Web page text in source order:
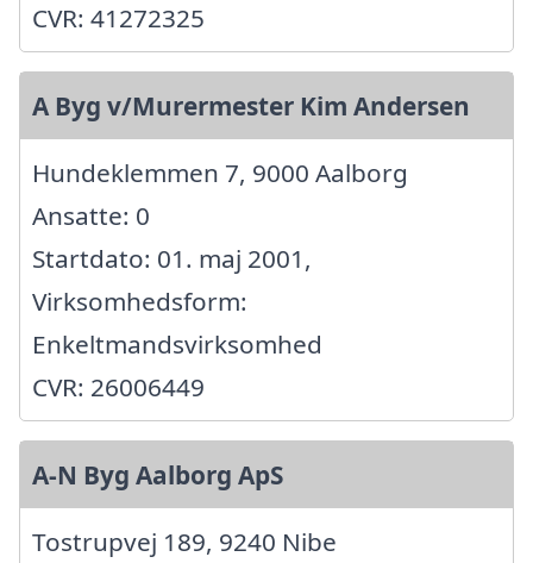
CVR: 41272325
A Byg v/Murermester Kim Andersen
Hundeklemmen 7, 9000 Aalborg
Ansatte: 0
Startdato: 01. maj 2001,
Virksomhedsform:
Enkeltmandsvirksomhed
CVR: 26006449
A-N Byg Aalborg ApS
Tostrupvej 189, 9240 Nibe